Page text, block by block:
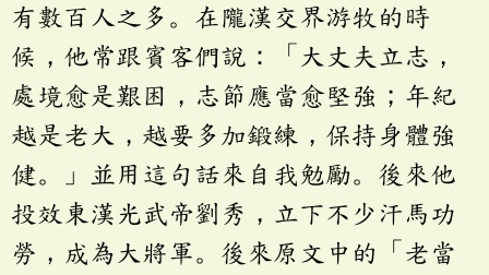
有數百人之多。在隴漢交界游牧的時
候，他常跟賓客們說：「大丈夫立志，
處境愈是艱困，志節應當愈堅強；年紀
越是老大，越要多加鍛練，保持身體強
健。」並用這句話來自我勉勵。後來他
投效東漢光武帝劉秀，立下不少汗馬功
勞，成為大將軍。後來原文中的「老當